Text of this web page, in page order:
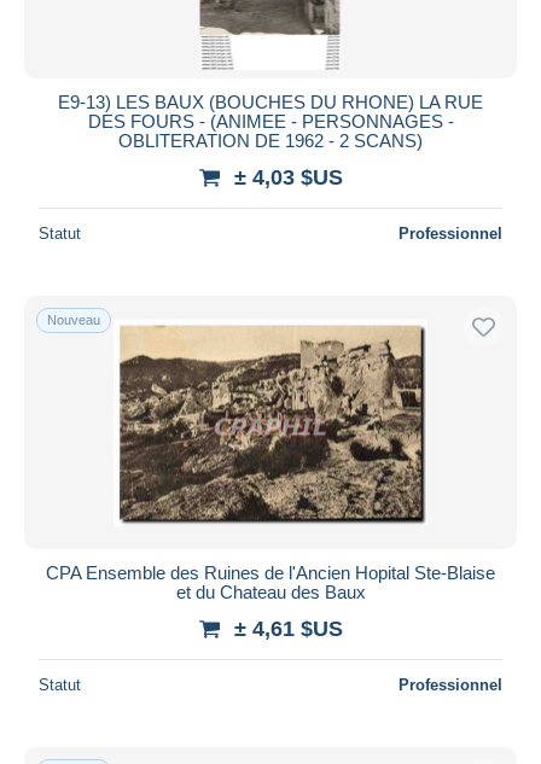
E9-13) LES BAUX (BOUCHES DU RHONE) LA RUE
DES FOURS - (ANIMEE - PERSONNAGES -
OBLITERATION DE 1962 - 2 SCANS)
± 4,03 $US
Statut Professionnel
Nouveau
CPA Ensemble des Ruines de l'Ancien Hopital Ste-Blaise
et du Chateau des Baux
± 4,61 $US
Statut Professionnel